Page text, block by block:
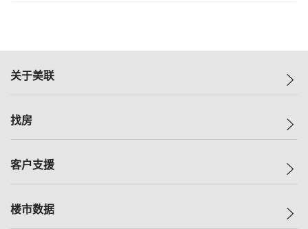
关于美联
美联集团
人才招募
找房
一手新房
减价
客户支援
自助放盘
楼市数据